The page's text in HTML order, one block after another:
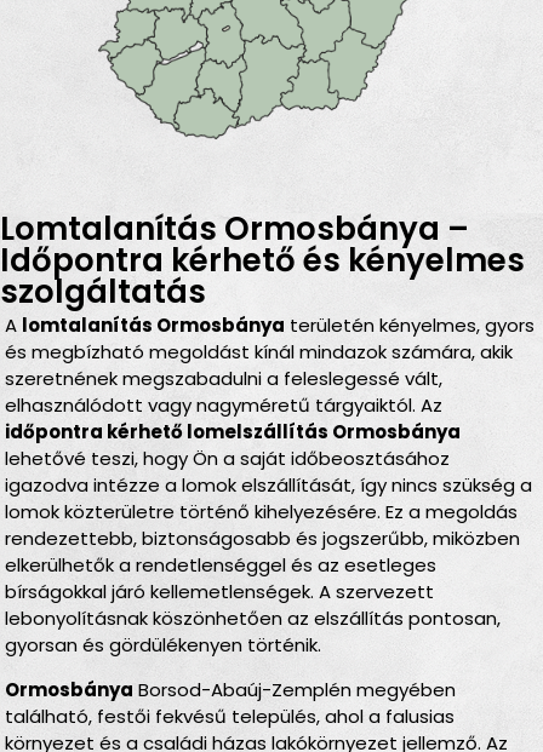
Lomtalanítás Ormosbánya –
Időpontra kérhető és kényelmes
szolgáltatás
A lomtalanítás Ormosbánya területén kényelmes, gyors
és megbízható megoldást kínál mindazok számára, akik
szeretnének megszabadulni a feleslegessé vált,
elhasználódott vagy nagyméretű tárgyaiktól. Az
időpontra kérhető lomelszállítás Ormosbánya
lehetővé teszi, hogy Ön a saját időbeosztásához
igazodva intézze a lomok elszállítását, így nincs szükség a
lomok közterületre történő kihelyezésére. Ez a megoldás
rendezettebb, biztonságosabb és jogszerűbb, miközben
elkerülhetők a rendetlenséggel és az esetleges
bírságokkal járó kellemetlenségek. A szervezett
lebonyolításnak köszönhetően az elszállítás pontosan,
gyorsan és gördülékenyen történik.
Ormosbánya Borsod-Abaúj-Zemplén megyében
található, festői fekvésű település, ahol a falusias
környezet és a családi házas lakókörnyezet jellemző. Az